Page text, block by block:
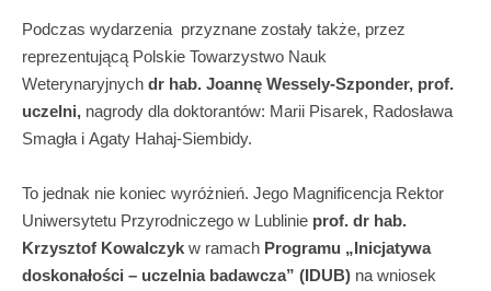
Podczas wydarzenia przyznane zostały także, przez
reprezentującą Polskie Towarzystwo Nauk
Weterynaryjnych dr hab. Joannę Wessely-Szponder, prof.
uczelni, nagrody dla doktorantów: Marii Pisarek, Radosława
Smagła i Agaty Hahaj-Siembidy.
To jednak nie koniec wyróżnień. Jego Magnificencja Rektor
Uniwersytetu Przyrodniczego w Lublinie prof. dr hab.
Krzysztof Kowalczyk w ramach Programu „Inicjatywa
doskonałości – uczelnia badawcza” (IDUB) na wniosek